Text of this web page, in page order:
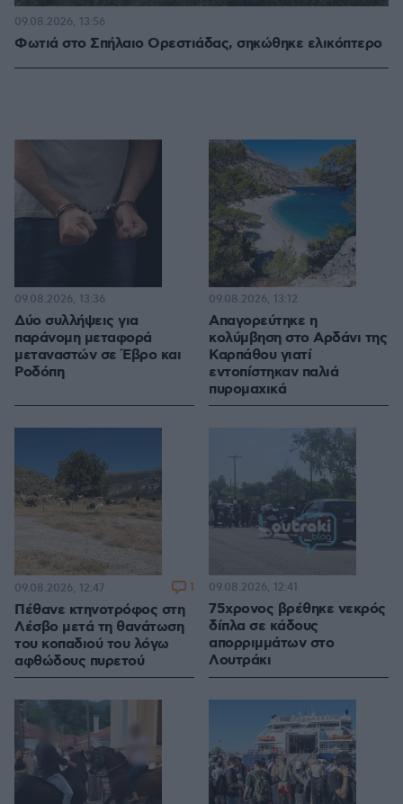
Φωτιά στο Σπήλαιο Ορεστιάδας, σηκώθηκε ελικόπτερο
09.08.2026, 13:56
Δύο συλλήψεις για
παράνομη μεταφορά
μεταναστών σε Έβρο και
Ροδόπη
09.08.2026, 13:36
Απαγορεύτηκε η
κολύμβηση στο Αρδάνι της
Καρπάθου γιατί
εντοπίστηκαν παλιά
πυρομαχικά
09.08.2026, 13:12
Πέθανε κτηνοτρόφος στη
Λέσβο μετά τη θανάτωση
του κοπαδιού του λόγω
αφθώδους πυρετού
09.08.2026, 12:47 1
75χρονος βρέθηκε νεκρός
δίπλα σε κάδους
απορριμμάτων στο
Λουτράκι
09.08.2026, 12:41